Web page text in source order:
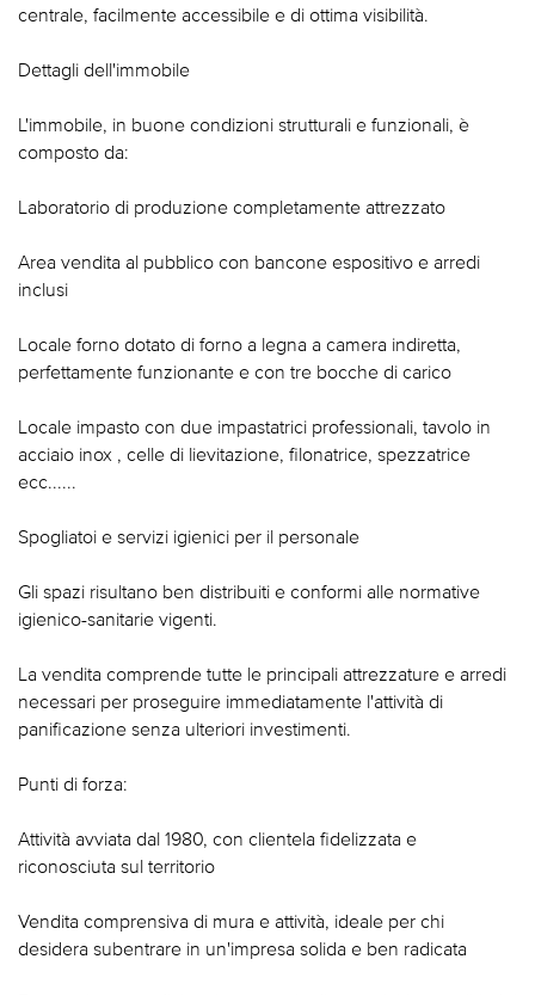
centrale, facilmente accessibile e di ottima visibilità.
Dettagli dell'immobile
L'immobile, in buone condizioni strutturali e funzionali, è
composto da:
Laboratorio di produzione completamente attrezzato
Area vendita al pubblico con bancone espositivo e arredi
inclusi
Locale forno dotato di forno a legna a camera indiretta,
perfettamente funzionante e con tre bocche di carico
Locale impasto con due impastatrici professionali, tavolo in
acciaio inox , celle di lievitazione, filonatrice, spezzatrice
ecc......
Spogliatoi e servizi igienici per il personale
Gli spazi risultano ben distribuiti e conformi alle normative
igienico-sanitarie vigenti.
La vendita comprende tutte le principali attrezzature e arredi
necessari per proseguire immediatamente l'attività di
panificazione senza ulteriori investimenti.
Punti di forza:
Attività avviata dal 1980, con clientela fidelizzata e
riconosciuta sul territorio
Vendita comprensiva di mura e attività, ideale per chi
desidera subentrare in un'impresa solida e ben radicata